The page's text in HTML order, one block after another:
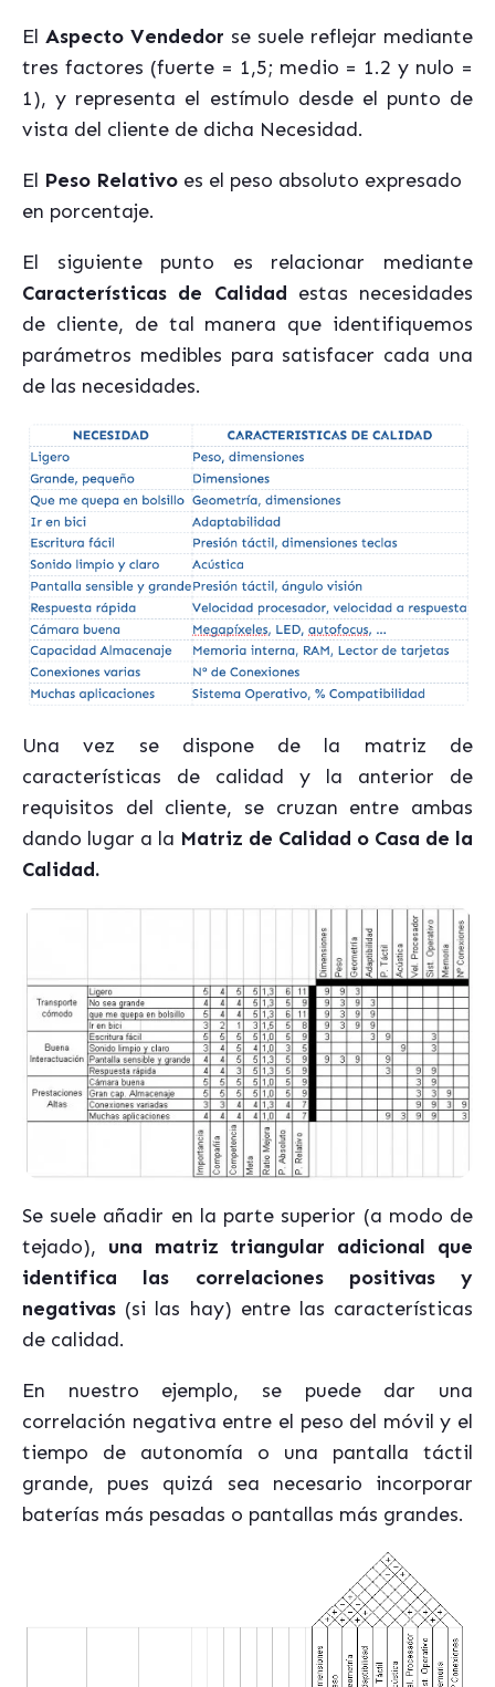
El Aspecto Vendedor se suele reflejar mediante
tres factores (fuerte = 1,5; medio = 1.2 y nulo =
1), y representa el estímulo desde el punto de
vista del cliente de dicha Necesidad.
El Peso Relativo es el peso absoluto expresado
en porcentaje.
El siguiente punto es relacionar mediante
Características de Calidad estas necesidades
de cliente, de tal manera que identifiquemos
parámetros medibles para satisfacer cada una
de las necesidades.
Una vez se dispone de la matriz de
características de calidad y la anterior de
requisitos del cliente, se cruzan entre ambas
dando lugar a la Matriz de Calidad o Casa de la
Calidad.
Se suele añadir en la parte superior (a modo de
tejado), una matriz triangular adicional que
identifica las correlaciones positivas y
negativas (si las hay) entre las características
de calidad.
En nuestro ejemplo, se puede dar una
correlación negativa entre el peso del móvil y el
tiempo de autonomía o una pantalla táctil
grande, pues quizá sea necesario incorporar
baterías más pesadas o pantallas más grandes.